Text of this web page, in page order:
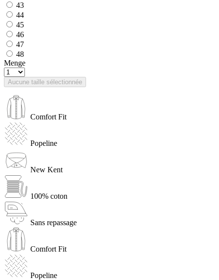
43
44
45
46
47
48
Menge
Aucune taille sélectionnée
Comfort Fit
Popeline
New Kent
100% coton
Sans repassage
Comfort Fit
Popeline